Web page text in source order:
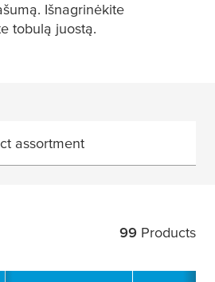
Išnagrinėkite
tobulą juostą.
assortment
99 Products